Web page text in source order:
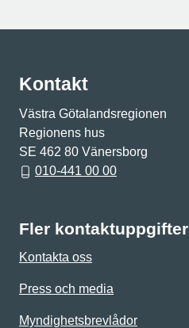
Kontakt
Västra Götalandsregionen
Regionens hus
SE 462 80 Vänersborg
010-441 00 00
Fler kontaktuppgifter
Kontakta oss
Press och media
Myndighetsbrevlådor